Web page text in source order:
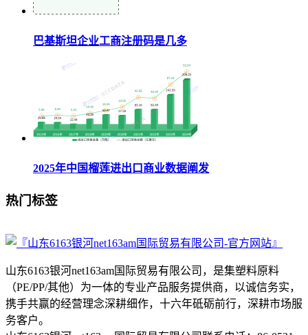
巴基斯坦企业工商注册码是几多
2025年中国榴莲进出口商业数据阐发
热门标签
山东6163银河net163am国际贸易有限公司，是集塑料原料
（PE/PP/其他）为一体的专业产品服务提供商，以诚信务实，
携手共赢的经营理念深耕细作，十六年砥砺前行，深耕市场服
务客户。